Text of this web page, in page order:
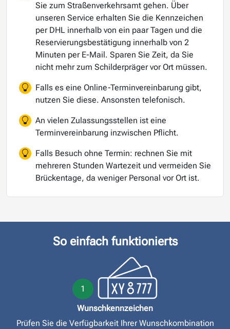
Sie zum Straßenverkehrsamt gehen. Über
unseren Service erhalten Sie die Kennzeichen
per DHL innerhalb von ein paar Tagen und die
Reservierungsbestätigung innerhalb von 2
Minuten per E-Mail. Sparen Sie Zeit, da Sie
nicht mehr zum Schilderpräger vor Ort müssen.
Falls es eine Online-Terminvereinbarung gibt,
nutzen Sie diese. Ansonsten telefonisch.
An vielen Zulassungsstellen ist eine
Terminvereinbarung inzwischen Pflicht.
Falls Besuch ohne Termin: rechnen Sie mit
mehreren Stunden Wartezeit und vermeiden Sie
Brückentage, da weniger Personal vor Ort ist.
So einfach funktionierts
1
Wunschkennzeichen
Prüfen Sie die Verfügbarkeit Ihrer Wunschkombination